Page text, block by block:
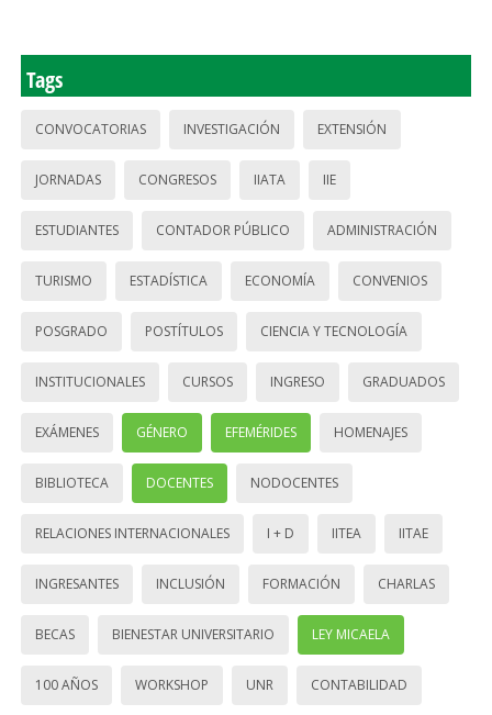
Tags
CONVOCATORIAS INVESTIGACIÓN EXTENSIÓN
JORNADAS CONGRESOS IIATA IIE
ESTUDIANTES CONTADOR PÚBLICO ADMINISTRACIÓN
TURISMO ESTADÍSTICA ECONOMÍA CONVENIOS
POSGRADO POSTÍTULOS CIENCIA Y TECNOLOGÍA
INSTITUCIONALES CURSOS INGRESO GRADUADOS
EXÁMENES GÉNERO EFEMÉRIDES HOMENAJES
BIBLIOTECA DOCENTES NODOCENTES
RELACIONES INTERNACIONALES I + D IITEA IITAE
INGRESANTES INCLUSIÓN FORMACIÓN CHARLAS
BECAS BIENESTAR UNIVERSITARIO LEY MICAELA
100 AÑOS WORKSHOP UNR CONTABILIDAD